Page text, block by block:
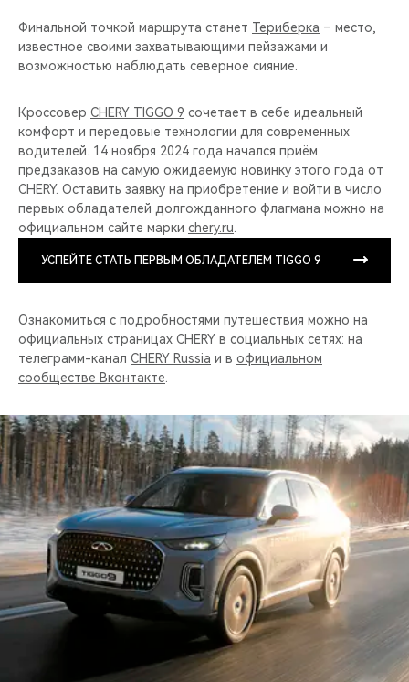
Финальной точкой маршрута станет Териберка – место,
известное своими захватывающими пейзажами и
возможностью наблюдать северное сияние.
Кроссовер CHERY TIGGO 9 сочетает в себе идеальный
комфорт и передовые технологии для современных
водителей. 14 ноября 2024 года начался приём
предзаказов на самую ожидаемую новинку этого года от
CHERY. Оставить заявку на приобретение и войти в число
первых обладателей долгожданного флагмана можно на
официальном сайте марки chery.ru.
УСПЕЙТЕ СТАТЬ ПЕРВЫМ ОБЛАДАТЕЛЕМ TIGGO 9
Ознакомиться с подробностями путешествия можно на
официальных страницах CHERY в социальных сетях: на
телеграмм-канал CHERY Russia и в официальном
сообществе Вконтакте.